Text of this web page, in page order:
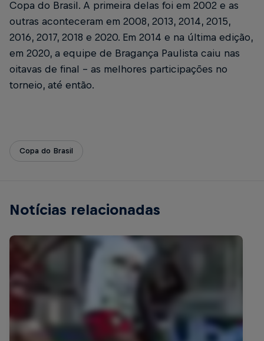
Copa do Brasil. A primeira delas foi em 2002 e as
outras aconteceram em 2008, 2013, 2014, 2015,
2016, 2017, 2018 e 2020. Em 2014 e na última edição,
em 2020, a equipe de Bragança Paulista caiu nas
oitavas de final – as melhores participações no
torneio, até então.
Copa do Brasil
Notícias relacionadas